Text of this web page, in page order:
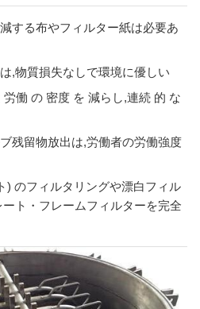
する布やフィルター紙は必要あ
,物質損失なしで環境に優しい
働 の 密度 を 減らし,連続 的 な
残留物放出は,労働者の労働強度
) のフィルタリングや漂白フィル
ト・フレームフィルターを完全